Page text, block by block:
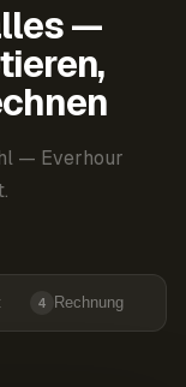
—
— Everhour
4 Rechnung